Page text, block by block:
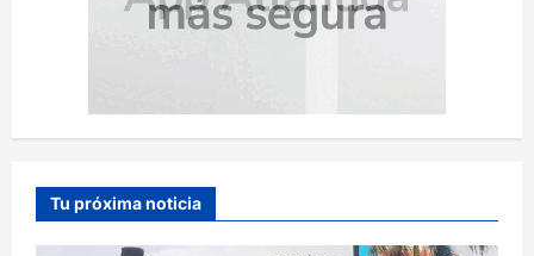
Tu próxima noticia